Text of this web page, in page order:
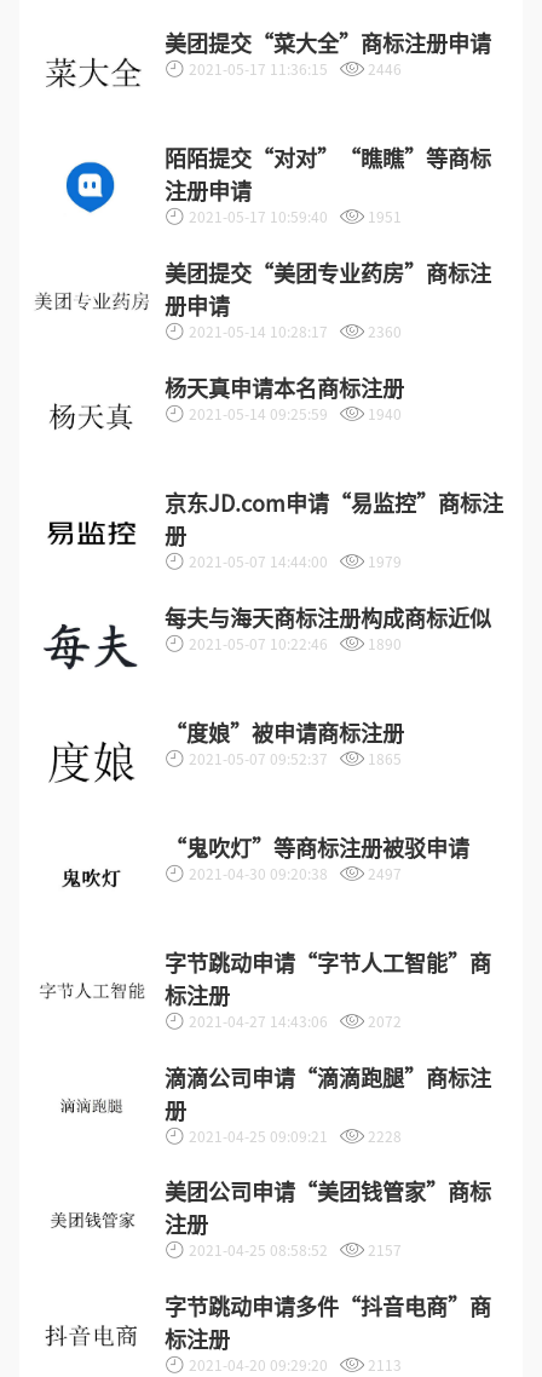
美团提交“菜大全”商标注册申请
2021-05-17 11:36:15 2446
陌陌提交“对对”“瞧瞧”等商标
注册申请
2021-05-17 10:59:40 1951
美团提交“美团专业药房”商标注
册申请
2021-05-14 10:28:17 2360
杨天真申请本名商标注册
2021-05-14 09:25:59 1940
京东JD.com申请“易监控”商标注
册
2021-05-07 14:44:00 1979
每夫与海天商标注册构成商标近似
2021-05-07 10:22:46 1890
“度娘”被申请商标注册
2021-05-07 09:52:37 1865
“鬼吹灯”等商标注册被驳申请
2021-04-30 09:20:38 2497
字节跳动申请“字节人工智能”商
标注册
2021-04-27 14:43:06 2072
滴滴公司申请“滴滴跑腿”商标注
册
2021-04-25 09:09:21 2228
美团公司申请“美团钱管家”商标
注册
2021-04-25 08:58:52 2157
字节跳动申请多件“抖音电商”商
标注册
2021-04-20 09:29:20 2113